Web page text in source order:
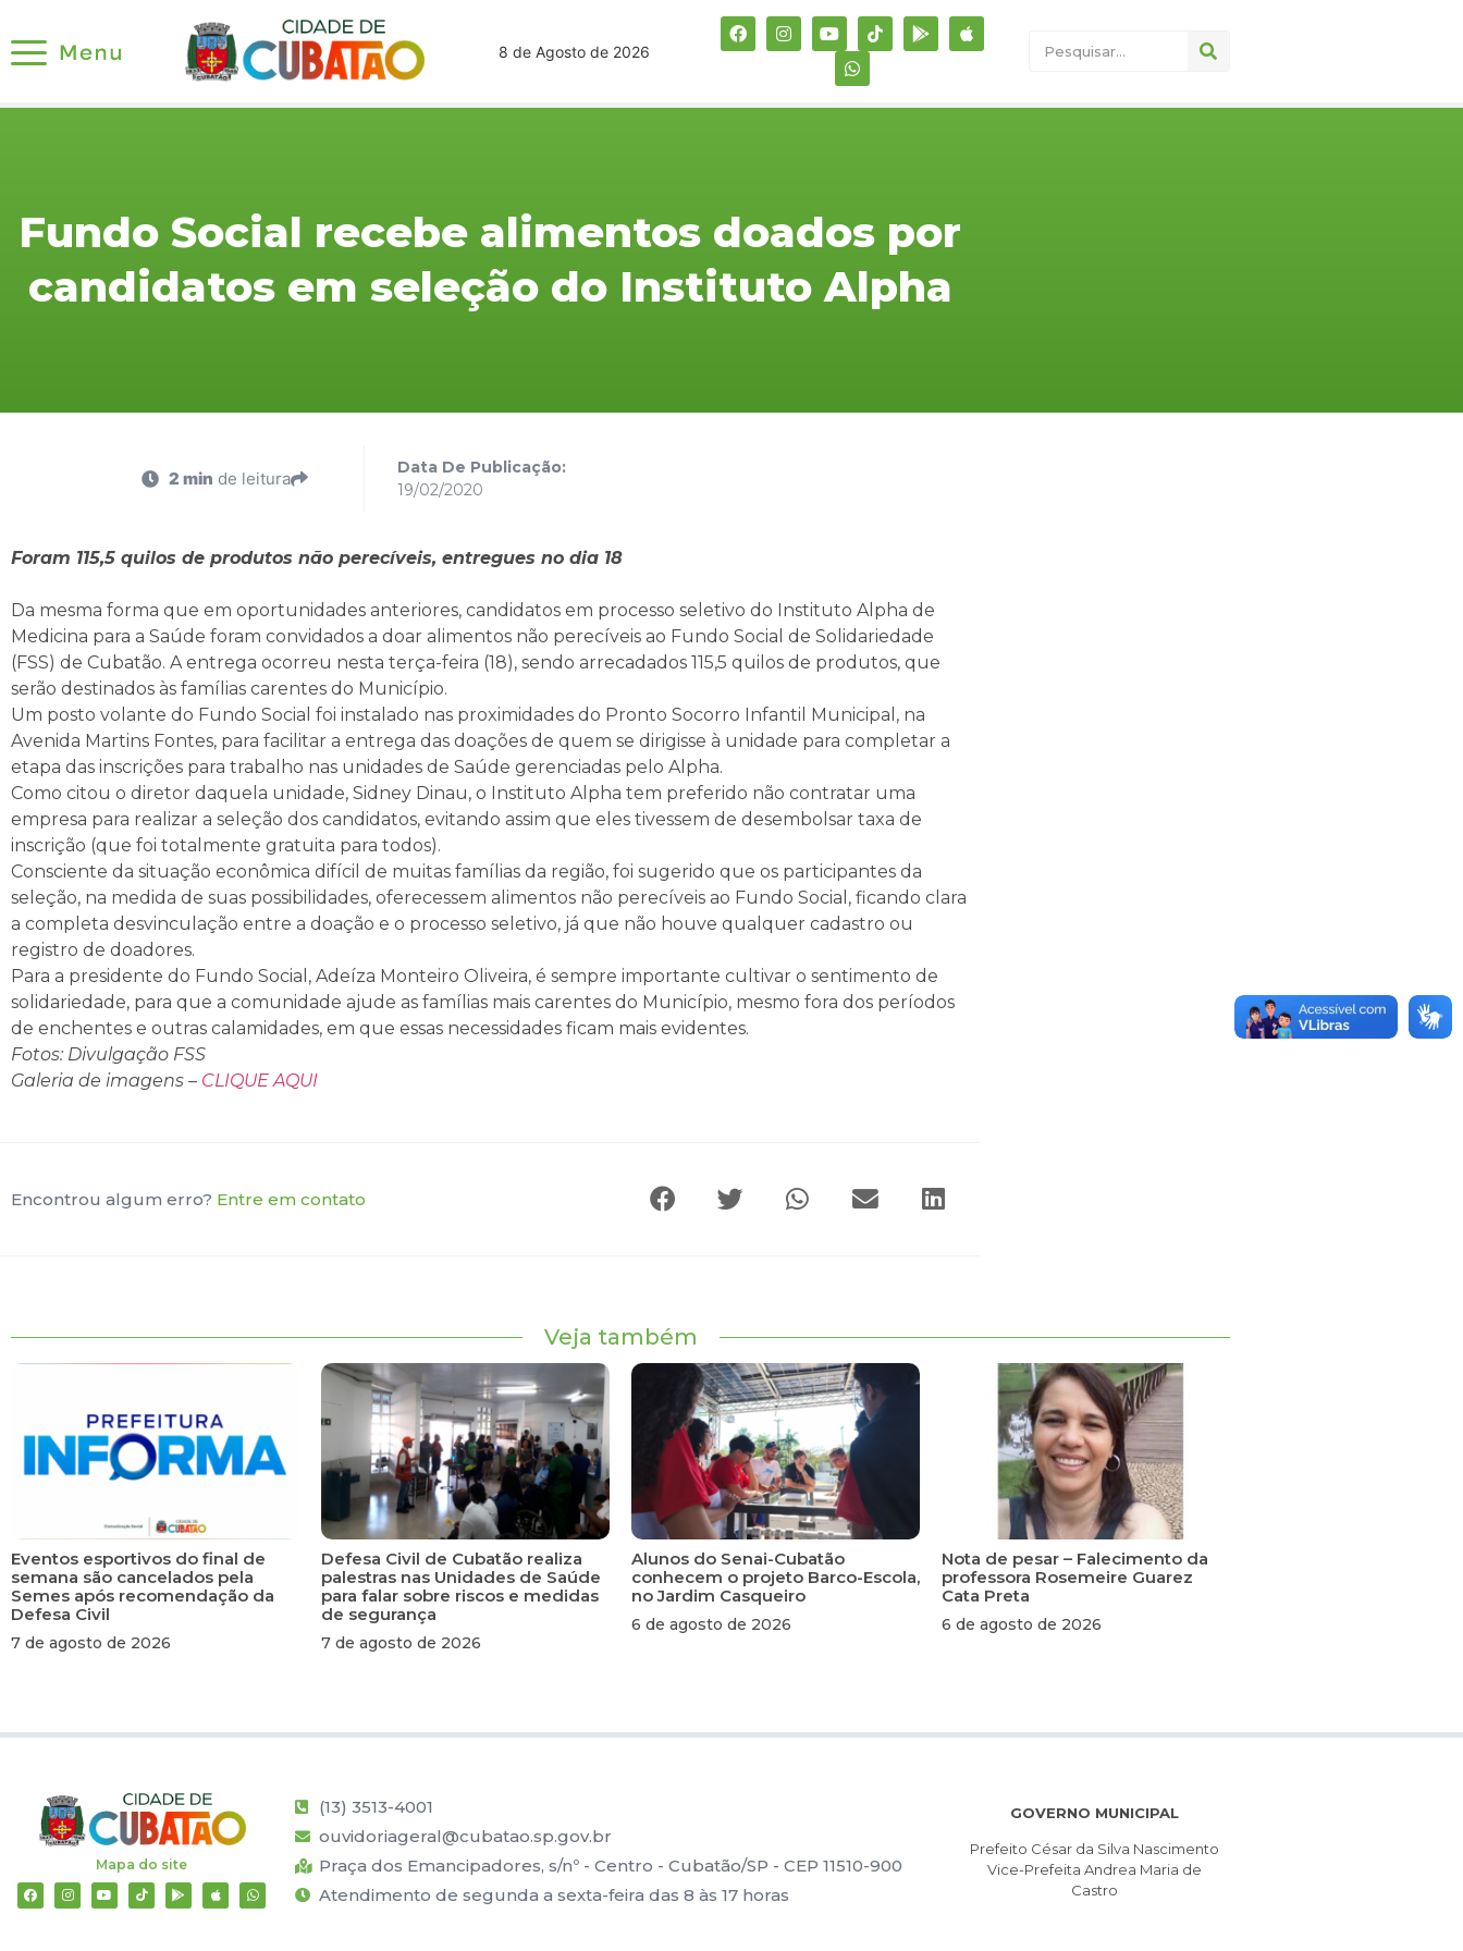
8 de Agosto de 2026
Fundo Social recebe alimentos doados por
candidatos em seleção do Instituto Alpha
2 min de leitura
Data De Publicação:
19/02/2020
Foram 115,5 quilos de produtos não perecíveis, entregues no dia 18
Da mesma forma que em oportunidades anteriores, candidatos em processo seletivo do Instituto Alpha de
Medicina para a Saúde foram convidados a doar alimentos não perecíveis ao Fundo Social de Solidariedade
(FSS) de Cubatão. A entrega ocorreu nesta terça-feira (18), sendo arrecadados 115,5 quilos de produtos, que
serão destinados às famílias carentes do Município.
Um posto volante do Fundo Social foi instalado nas proximidades do Pronto Socorro Infantil Municipal, na
Avenida Martins Fontes, para facilitar a entrega das doações de quem se dirigisse à unidade para completar a
etapa das inscrições para trabalho nas unidades de Saúde gerenciadas pelo Alpha.
Como citou o diretor daquela unidade, Sidney Dinau, o Instituto Alpha tem preferido não contratar uma
empresa para realizar a seleção dos candidatos, evitando assim que eles tivessem de desembolsar taxa de
inscrição (que foi totalmente gratuita para todos).
Consciente da situação econômica difícil de muitas famílias da região, foi sugerido que os participantes da
seleção, na medida de suas possibilidades, oferecessem alimentos não perecíveis ao Fundo Social, ficando clara
a completa desvinculação entre a doação e o processo seletivo, já que não houve qualquer cadastro ou
registro de doadores.
Para a presidente do Fundo Social, Adeíza Monteiro Oliveira, é sempre importante cultivar o sentimento de
solidariedade, para que a comunidade ajude as famílias mais carentes do Município, mesmo fora dos períodos
de enchentes e outras calamidades, em que essas necessidades ficam mais evidentes.
Fotos: Divulgação FSS
Galeria de imagens – CLIQUE AQUI
Encontrou algum erro? Entre em contato
Veja também
Eventos esportivos do final de
semana são cancelados pela
Semes após recomendação da
Defesa Civil
7 de agosto de 2026
Defesa Civil de Cubatão realiza
palestras nas Unidades de Saúde
para falar sobre riscos e medidas
de segurança
7 de agosto de 2026
Alunos do Senai-Cubatão
conhecem o projeto Barco-Escola,
no Jardim Casqueiro
6 de agosto de 2026
Nota de pesar – Falecimento da
professora Rosemeire Guarez
Cata Preta
6 de agosto de 2026
Mapa do site
(13) 3513-4001
ouvidoriageral@cubatao.sp.gov.br
Praça dos Emancipadores, s/nº - Centro - Cubatão/SP - CEP 11510-900
Atendimento de segunda a sexta-feira das 8 às 17 horas
GOVERNO MUNICIPAL
Prefeito César da Silva Nascimento
Vice-Prefeita Andrea Maria de
Castro